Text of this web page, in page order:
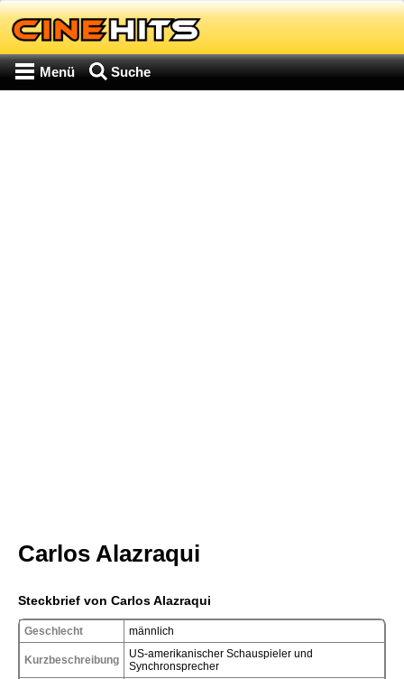
Menü Suche
Carlos Alazraqui
Steckbrief von Carlos Alazraqui
Geschlecht männlich
Kurzbeschreibung
US-amerikanischer Schauspieler und
Synchronsprecher